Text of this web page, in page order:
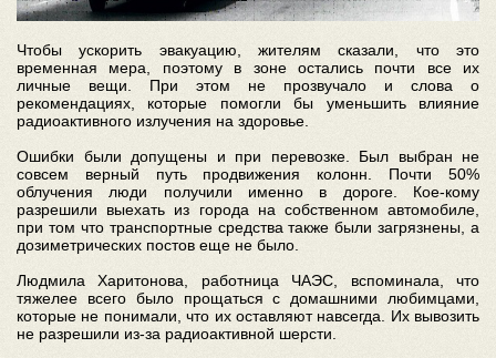
Чтобы ускорить эвакуацию, жителям сказали, что это
временная мера, поэтому в зоне остались почти все их
личные вещи. При этом не прозвучало и слова о
рекомендациях, которые помогли бы уменьшить влияние
радиоактивного излучения на здоровье.
Ошибки были допущены и при перевозке. Был выбран не
совсем верный путь продвижения колонн. Почти 50%
облучения люди получили именно в дороге. Кое-кому
разрешили выехать из города на собственном автомобиле,
при том что транспортные средства также были загрязнены, а
дозиметрических постов еще не было.
Людмила Харитонова, работница ЧАЭС, вспоминала, что
тяжелее всего было прощаться с домашними любимцами,
которые не понимали, что их оставляют навсегда. Их вывозить
не разрешили из-за радиоактивной шерсти.